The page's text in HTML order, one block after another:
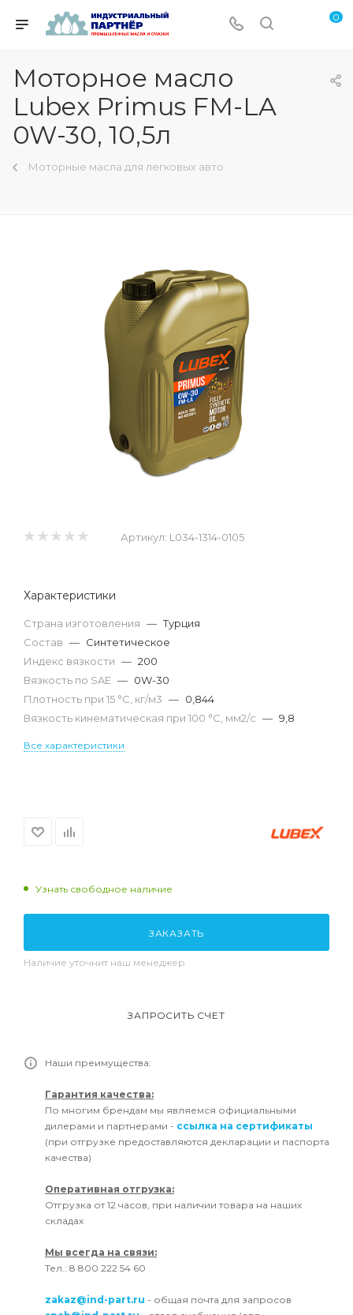
0
Моторное масло
Lubex Primus FM-LA
0W-30, 10,5л
Моторные масла для легковых авто
Артикул: L034-1314-0105
Характеристики
Страна изготовления — Турция
Состав — Синтетическое
Индекс вязкости — 200
Вязкость по SAE — 0W-30
Плотность при 15 °С, кг/м3 — 0,844
Вязкость кинематическая при 100 °С, мм2/с — 9,8
Все характеристики
Узнать свободное наличие
ЗАКАЗАТЬ
Наличие уточнит наш менеджер
ЗАПРОСИТЬ СЧЕТ
Наши преимущества:
Гарантия качества:
По многим брендам мы являемся официальными
дилерами и партнерами - ссылка на сертификаты
(при отгрузке предоставляются декларации и паспорта
качества)
Оперативная отгрузка:
Отгрузка от 12 часов, при наличии товара на наших
складах
Мы всегда на связи:
Тел.: 8 800 222 54 60
zakaz@ind-part.ru - общая почта для запросов